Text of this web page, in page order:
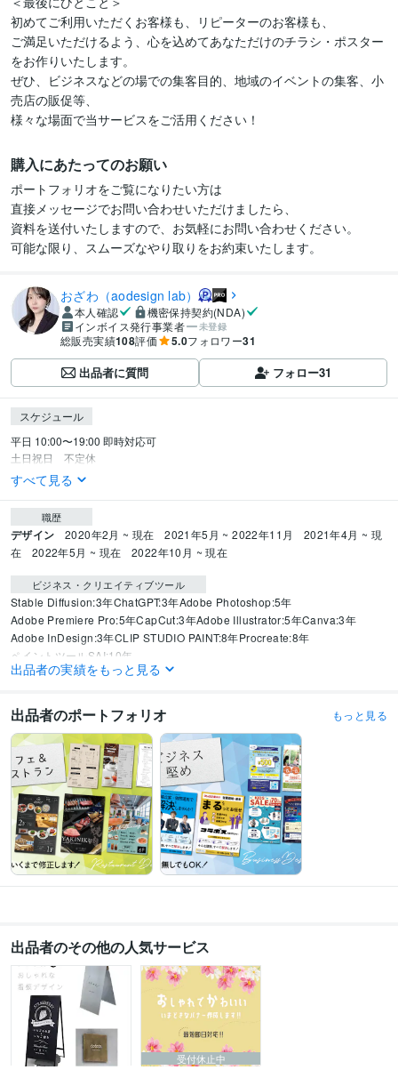
初めてご利用いただくお客様も、リピーターのお客様も、
ご満足いただけるよう、心を込めてあなただけのチラシ・ポスター
をお作りいたします。
ぜひ、ビジネスなどの場での集客目的、地域のイベントの集客、小
売店の販促等、
様々な場面で当サービスをご活用ください！
購入にあたってのお願い
ポートフォリオをご覧になりたい方は
直接メッセージでお問い合わせいただけましたら、
資料を送付いたしますので、お気軽にお問い合わせください。
可能な限り、スムーズなやり取りをお約束いたします。
おざわ（aodesign lab）
本人確認
機密保持契約(NDA)
インボイス発行事業者
未登録
総販売実績108評価 5.0フォロワー31
出品者に質問 フォロー31
スケジュール
平日 10:00〜19:00 即時対応可
土日祝日　不定休
すべて見る
職歴
デザイン 2020年2月 ~ 現在 2021年5月 ~ 2022年11月
2021年4月 ~ 現
在
2022年5月 ~ 現在 2022年10月 ~ 現在
ビジネス・クリエイティブツール
Stable Diffusion:3年ChatGPT:3年Adobe Photoshop:5年
Adobe Premiere Pro:5年CapCut:3年Adobe Illustrator:5年Canva:3年
Adobe InDesign:3年CLIP STUDIO PAINT:8年Procreate:8年
ペイントツールSAI:10年
デザイン制作
美容 タレント 銀行 保険
出品者の実績をもっと見る
出品者のポートフォリオ もっと見る
出品者のその他の人気サービス
受付休止中